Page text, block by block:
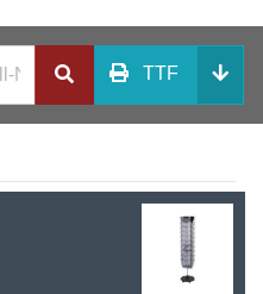
TTF